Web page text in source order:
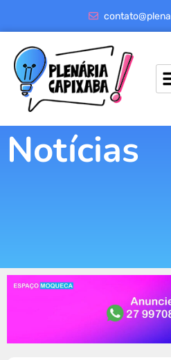
Notícias